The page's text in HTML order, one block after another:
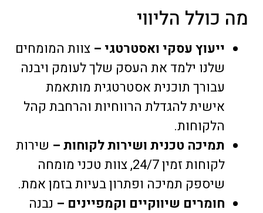
מה כולל הליווי
ייעוץ עסקי ואסטרטגי – צוות המומחים
שלנו ילמד את העסק שלך לעומק ויבנה
עבורך תוכנית אסטרטגית מותאמת
אישית להגדלת הרווחיות והרחבת קהל
הלקוחות.
תמיכה טכנית ושירות לקוחות – שירות
לקוחות זמין 24/7, צוות טכני מומחה
שיספק תמיכה ופתרון בעיות בזמן אמת.
חומרים שיווקיים וקמפיינים – נבנה